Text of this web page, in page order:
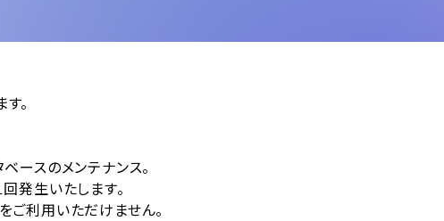
。
ースのメンテナンス。
生いたします。
いただけません。